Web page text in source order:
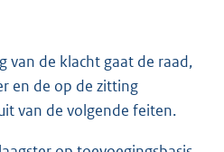
de klacht gaat de raad,
en de op de zitting
van de volgende feiten.